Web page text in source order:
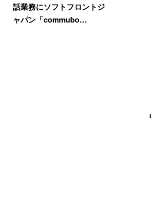
話業務にソフトフロントジ
ャパン「commubo…